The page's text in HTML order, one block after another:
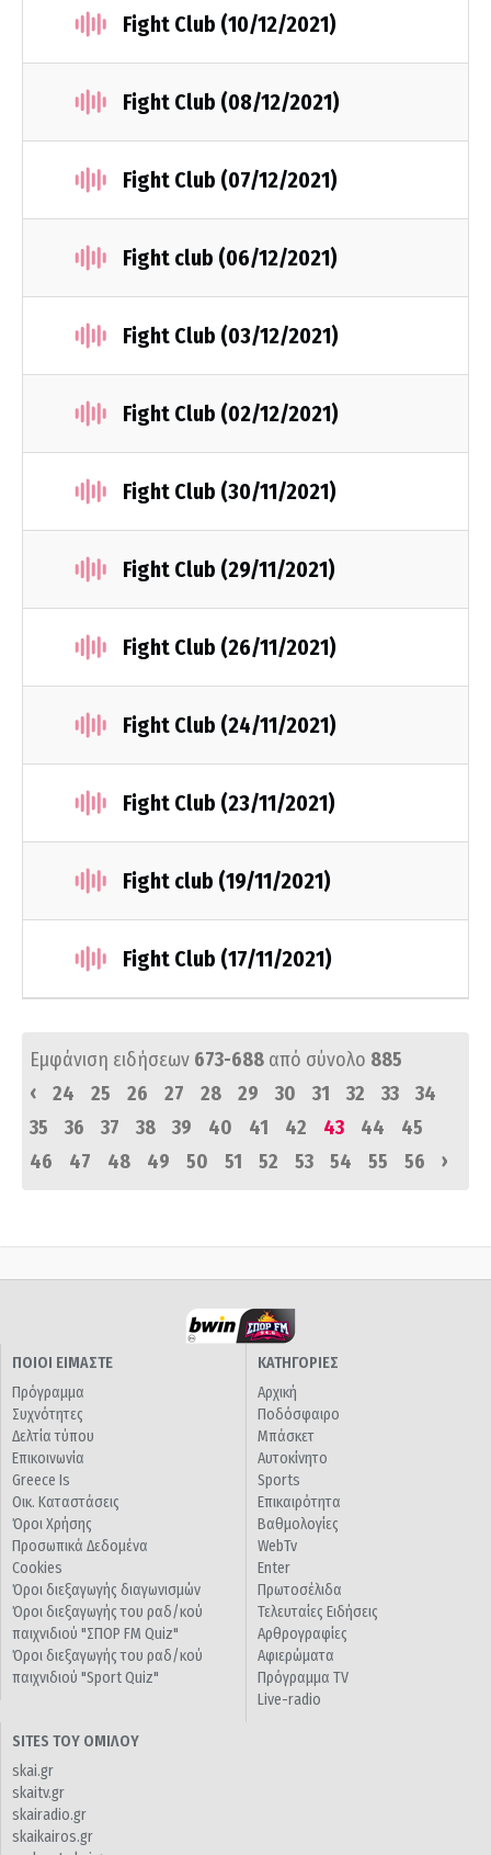
Fight Club (10/12/2021)
Fight Club (08/12/2021)
Fight Club (07/12/2021)
Fight club (06/12/2021)
Fight Club (03/12/2021)
Fight Club (02/12/2021)
Fight Club (30/11/2021)
Fight Club (29/11/2021)
Fight Club (26/11/2021)
Fight Club (24/11/2021)
Fight Club (23/11/2021)
Fight club (19/11/2021)
Fight Club (17/11/2021)
Εμφάνιση ειδήσεων 673-688 από σύνολο 885
‹
24 25 26 27 28 29 30 31 32 33
34
35
36 37 38 39 40 41 42 43 44
45
46
47 48 49 50 51 52 53 54 55 56 ›
ΠΟΙΟΙ ΕΙΜΑΣΤΕ
Πρόγραμμα
Συχνότητες
Δελτία τύπου
Επικοινωνία
Greece Is
Οικ. Καταστάσεις
Όροι Χρήσης
Προσωπικά Δεδομένα
Cookies
Όροι διεξαγωγής διαγωνισμών
Όροι διεξαγωγής του ραδ/κού
παιχνιδιού "ΣΠΟΡ FM Quiz"
Όροι διεξαγωγής του ραδ/κού
παιχνιδιού "Sport Quiz"
ΚΑΤΗΓΟΡΙΕΣ
Αρχική
Ποδόσφαιρο
Μπάσκετ
Αυτοκίνητο
Sports
Επικαιρότητα
Βαθμολογίες
WebTv
Enter
Πρωτοσέλιδα
Τελευταίες Ειδήσεις
Αρθρογραφίες
Αφιερώματα
Πρόγραμμα TV
Live-radio
SITES ΤΟΥ ΟΜΙΛΟΥ
skai.gr
skaitv.gr
skairadio.gr
skaikairos.gr